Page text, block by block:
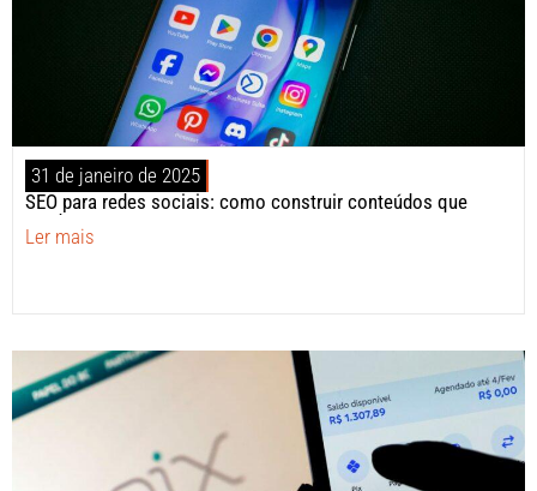
31 de janeiro de 2025
SEO para redes sociais: como construir conteúdos que
vendem?
Ler mais